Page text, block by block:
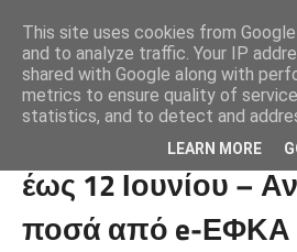
Ποιοι πληρώνονται
έως 12 Ιουνίου –
ποσά από e-ΕΦΚΑ
This site uses cookies from
and to analyze traffic. Your IP
shared with Google along with
metrics to ensure quality of
statistics, and to detect and
LEARN MORE